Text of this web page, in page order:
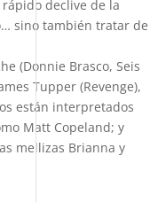
declive de la
sino también tratar de
(Donnie Brasco, Seis
Tupper (Revenge),
están interpretados
Matt Copeland; y
mellizas Brianna y